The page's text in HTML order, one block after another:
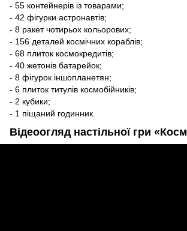
- 55 контейнерів із товарами;
- 42 фігурки астронавтів;
- 8 ракет чотирьох кольорових;
- 156 деталей космічних кораблів;
- 68 плиток космокредитів;
- 40 жетонів батарейок;
- 8 фігурок іншопланетян;
- 6 плиток титулів космобійників;
- 2 кубики;
- 1 піщаний годинник.
Відеоогляд настільної гри